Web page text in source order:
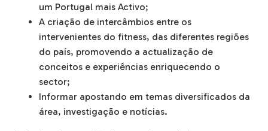
um Portugal mais Activo;
A criação de intercâmbios entre os
intervenientes do fitness, das diferentes regiões
do país, promovendo a actualização de
conceitos e experiências enriquecendo o
sector;
Informar apostando em temas diversificados da
área, investigação e notícias.